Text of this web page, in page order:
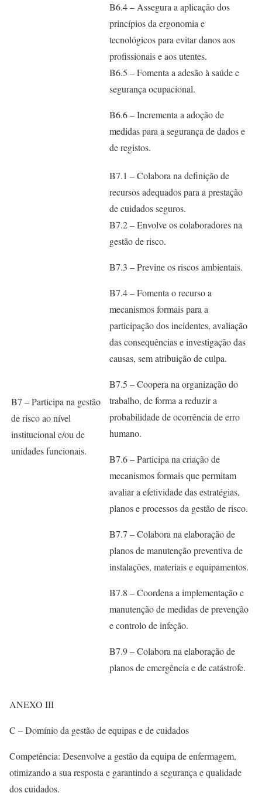
B6.4 – Assegura a aplicação dos
princípios da ergonomia e
tecnológicos para evitar danos aos
profissionais e aos utentes.
B6.5 – Fomenta a adesão à saúde e
segurança ocupacional.
B6.6 – Incrementa a adoção de
medidas para a segurança de dados e
de registos.
B7 – Participa na gestão
de risco ao nível
institucional e/ou de
unidades funcionais.
B7.1 – Colabora na definição de
recursos adequados para a prestação
de cuidados seguros.
B7.2 – Envolve os colaboradores na
gestão de risco.
B7.3 – Previne os riscos ambientais.
B7.4 – Fomenta o recurso a
mecanismos formais para a
participação dos incidentes, avaliação
das consequências e investigação das
causas, sem atribuição de culpa.
B7.5 – Coopera na organização do
trabalho, de forma a reduzir a
probabilidade de ocorrência de erro
humano.
B7.6 – Participa na criação de
mecanismos formais que permitam
avaliar a efetividade das estratégias,
planos e processos da gestão de risco.
B7.7 – Colabora na elaboração de
planos de manutenção preventiva de
instalações, materiais e equipamentos.
B7.8 – Coordena a implementação e
manutenção de medidas de prevenção
e controlo de infeção.
B7.9 – Colabora na elaboração de
planos de emergência e de catástrofe.
ANEXO III
C – Domínio da gestão de equipas e de cuidados
Competência: Desenvolve a gestão da equipa de enfermagem,
otimizando a sua resposta e garantindo a segurança e qualidade
dos cuidados.